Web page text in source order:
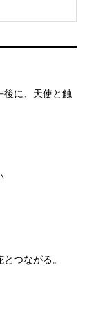
後に、天使と触
つながる。